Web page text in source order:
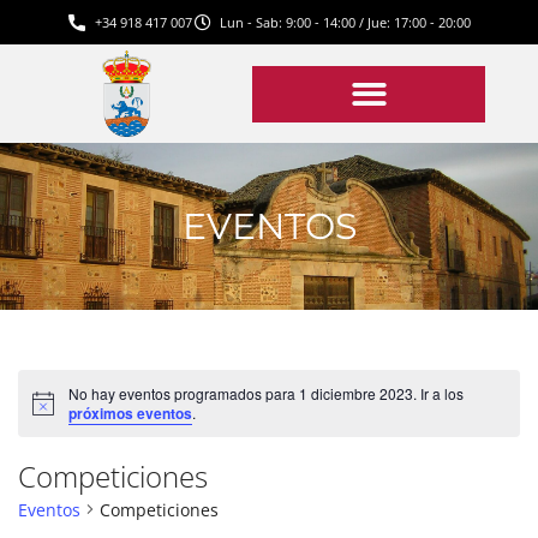
+34 918 417 007 Lun - Sab: 9:00 - 14:00 / Jue: 17:00 - 20:00
EVENTOS
Aviso
No hay eventos programados para 1 diciembre 2023. Ir a los
próximos eventos.
Competiciones
Eventos Competiciones